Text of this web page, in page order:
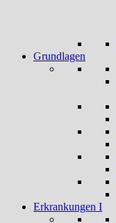
Grundlagen
Erkrankungen I